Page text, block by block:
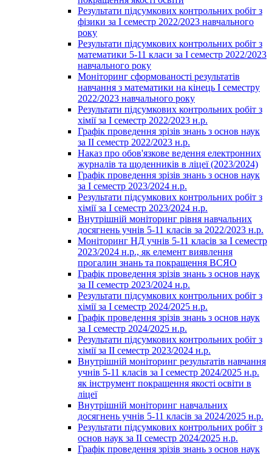
Результати підсумкових контрольних робіт з
фізики за І семестр 2022/2023 навчального
року
Результати підсумкових контрольних робіт з
математики 5-11 класи за І семестр 2022/2023
навчального року
Моніторинг сформованості результатів
навчання з математики на кінець І семестру
2022/2023 навчального року
Результати підсумкових контрольних робіт з
хімії за І семестр 2022/2023 н.р.
Графік проведення зрізів знань з основ наук
за ІІ семестр 2022/2023 н.р.
Наказ про обов'язкове ведення електронних
журналів та щоденників в ліцеї (2023/2024)
Графік проведення зрізів знань з основ наук
за І семестр 2023/2024 н.р.
Результати підсумкових контрольних робіт з
хімії за І семестр 2023/2024 н.р.
Внутрішній моніторинг рівня навчальних
досягнень учнів 5-11 класів за 2022/2023 н.р.
Моніторинг НД учнів 5-11 класів за І семестр
2023/2024 н.р., як елемент виявлення
прогалин знань та покращення ВСЯО
Графік проведення зрізів знань з основ наук
за ІІ семестр 2023/2024 н.р.
Результати підсумкових контрольних робіт з
хімії за І семестр 2024/2025 н.р.
Графік проведення зрізів знань з основ наук
за І семестр 2024/2025 н.р.
Результати підсумкових контрольних робіт з
хімії за ІІ семестр 2023/2024 н.р.
Внутрішній моніторинг результатів навчання
учнів 5-11 класів за І семестр 2024/2025 н.р.
як інструмент покращення якості освіти в
ліцеї
Внутрішній моніторинг навчальних
досягнень учнів 5-11 класів за 2024/2025 н.р.
Результати підсумкових контрольних робіт з
основ наук за ІІ семестр 2024/2025 н.р.
Графік проведення зрізів знань з основ наук